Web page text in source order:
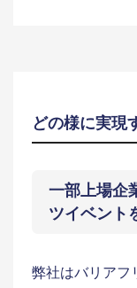
どの様に実現
一部上場企
ツイベント
弊社はバリアフ